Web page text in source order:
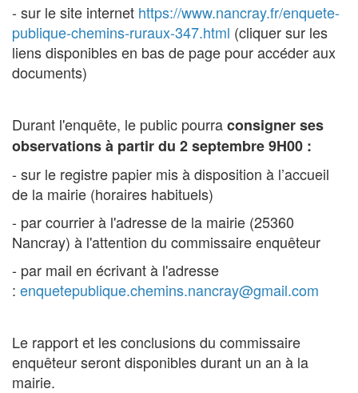
- sur le site internet https://www.nancray.fr/enquete-
publique-chemins-ruraux-347.html (cliquer sur les
liens disponibles en bas de page pour accéder aux
documents)
Durant l'enquête, le public pourraconsigner ses
observations à partir du 2 septembre 9H00 :
- sur le registre papier mis à disposition à l’accueil
de la mairie (horaires habituels)
- par courrier à l'adresse de la mairie (25360
Nancray) à l'attention du commissaire enquêteur
- par mail en écrivant à l'adresse
: enquetepublique.chemins.nancray@gmail.com
Le rapport et les conclusions du commissaire
enquêteur seront disponibles durant un an à la
mairie.